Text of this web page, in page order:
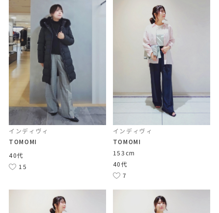
インディヴィ
TOMOMI
40代
15
インディヴィ
TOMOMI
153cm
40代
7